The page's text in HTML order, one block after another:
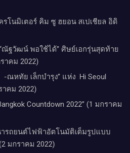
รโนมิเตอร์ คิม ซู ฮยอน สเปเชียล อิดิ
ฐวัฒน์ พอใช้ได้” ศิษย์เอกรุ่นสุดท้าย
าคม 2022)
ณหทัย เล็กบำรุง” แห่ง Hi Seoul
คม 2022)
Countdown 2022” (1 มกราคม
รถยนต์ไฟฟ้าอัตโนมัติเต็มรูปแบบ
มกราคม 2022)